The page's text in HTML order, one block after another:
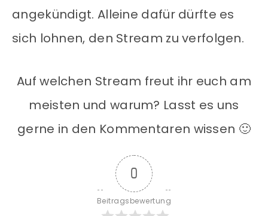
angekündigt. Alleine dafür dürfte es
sich lohnen, den Stream zu verfolgen.
Auf welchen Stream freut ihr euch am
meisten und warum? Lasst es uns
gerne in den Kommentaren wissen 🙂
0
Beitragsbewertung